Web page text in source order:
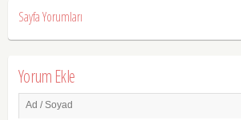
Sayfa Yorumları
Yorum Ekle
Ad / Soyad